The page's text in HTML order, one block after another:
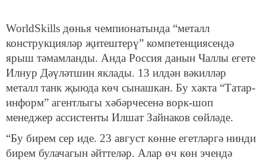
WorldSkills дөнья чемпионатында “металл
конструкцияләр җитештерү” компетенциясендә
ярыш тәмамланды. Анда Россия данын Чаллы егете
Илнур Дәүләтшин яклады. 13 илдән вәкилләр
металл танк җыюда көч сынашкан. Бу хакта “Татар-
информ” агентлыгы хәбәрчесенә ворк-шоп
менеджер ассистенты Илшат Зайнаков сөйләде.
“Бу бирем сер иде. 23 август көнне егетләргә нинди
бирем булачагын әйттеләр. Алар өч көн эчендә